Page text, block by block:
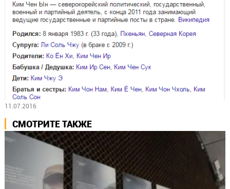
11.07.2016
СМОТРИТЕ ТАКЖЕ